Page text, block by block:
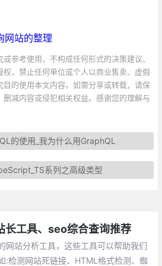
网站的整理
参考使用，不构成任何形式的决策建议、
，禁止任何单位或个人以商业售卖、虚假
目的使用本文内容。如需分享或转载，请保
减内容或侵犯相关权益。感谢您的理解与
的使用_我为什么用GraphQL
系列之高级类型
长工具、seo综合查询推荐
网站分析工具，这些工具可以帮助我们
:检测网站死链接、HTML格式检测、蜘